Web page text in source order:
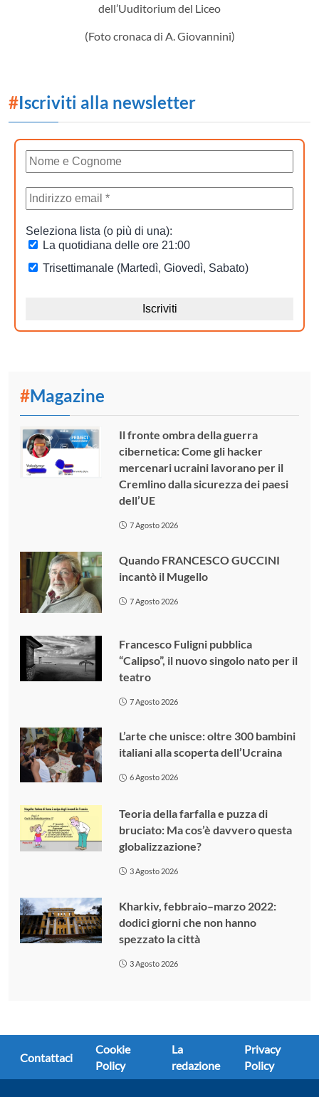
dell’Uuditorium del Liceo
(Foto cronaca di A. Giovannini)
#Iscriviti alla newsletter
#Magazine
Il fronte ombra della guerra
cibernetica: Come gli hacker
mercenari ucraini lavorano per il
Cremlino dalla sicurezza dei paesi
dell’UE
7 Agosto 2026
Quando FRANCESCO GUCCINI
incantò il Mugello
7 Agosto 2026
Francesco Fuligni pubblica
“Calipso”, il nuovo singolo nato per il
teatro
7 Agosto 2026
L’arte che unisce: oltre 300 bambini
italiani alla scoperta dell’Ucraina
6 Agosto 2026
Teoria della farfalla e puzza di
bruciato: Ma cos’è davvero questa
globalizzazione?
3 Agosto 2026
Kharkiv, febbraio–marzo 2022:
dodici giorni che non hanno
spezzato la città
3 Agosto 2026
Contattaci
Cookie
Policy
La
redazione
Privacy
Policy